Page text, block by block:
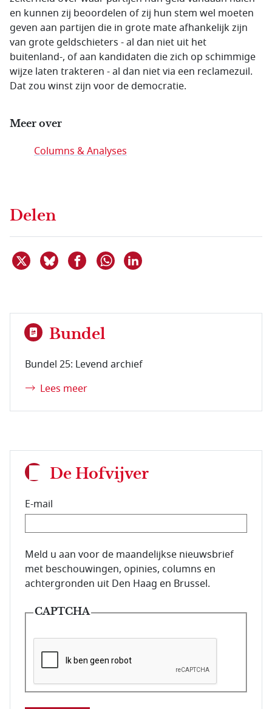
en kunnen zij beoordelen of zij hun stem wel moeten
geven aan partijen die in grote mate afhankelijk zijn
van grote geldschieters - al dan niet uit het
buitenland-, of aan kandidaten die zich op schimmige
wijze laten trakteren - al dan niet via een reclamezuil.
Dat zou winst zijn voor de democratie.
Meer over
Columns & Analyses
Delen
Deel dit item op X
Deel dit item op Bluesky
Deel dit item op Facebook
Delen via WhatsApp
Bundel
Bundel 25: Levend archief
Lees meer
De Hofvijver
E-mail
E-mailadres van de abonnee.
Meld u aan voor de maandelijkse nieuwsbrief
met beschouwingen, opinies, columns en
achtergronden uit Den Haag en Brussel.
CAPTCHA
Deze vraag is om te controleren dat u een mens